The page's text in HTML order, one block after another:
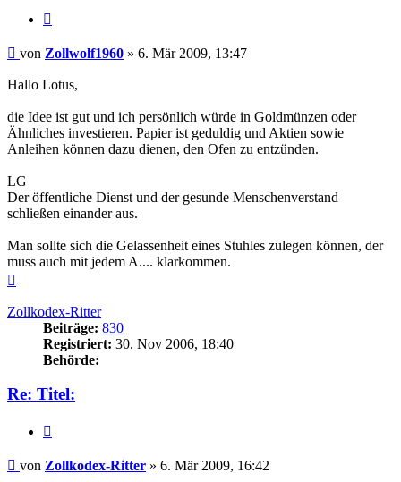
Beitrag
von Zollwolf1960 » 6. Mär 2009, 13:47
Hallo Lotus,
die Idee ist gut und ich persönlich würde in Goldmünzen oder
Ähnliches investieren. Papier ist geduldig und Aktien sowie
Anleihen können dazu dienen, den Ofen zu entzünden.
LG
Der öffentliche Dienst und der gesunde Menschenverstand
schließen einander aus.
Man sollte sich die Gelassenheit eines Stuhles zulegen können, der
muss auch mit jedem A.... klarkommen.
Zollkodex-Ritter
Beiträge: 830
Registriert: 30. Nov 2006, 18:40
Behörde:
Re: Titel:
Beitrag
von Zollkodex-Ritter » 6. Mär 2009, 16:42